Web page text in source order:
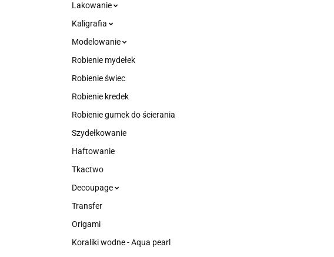
Lakowanie
Kaligrafia
Modelowanie
Robienie mydełek
Robienie świec
Robienie kredek
Robienie gumek do ścierania
Szydełkowanie
Haftowanie
Tkactwo
Decoupage
Transfer
Origami
Koraliki wodne - Aqua pearl